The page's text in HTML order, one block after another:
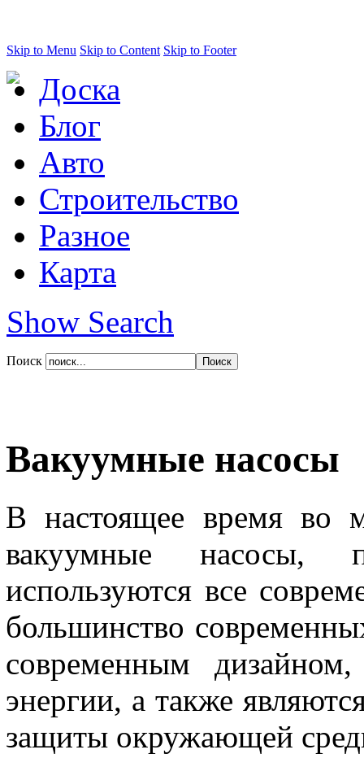
Skip to Menu Skip to Content Skip to Footer
Доска
Блог
Авто
Строительство
Разное
Карта
Show Search
Поиск
Вакуумные насосы
В настоящее время во
вакуумные насосы,
используются все
большинство
современным
энергии, а также
защиты окружающей